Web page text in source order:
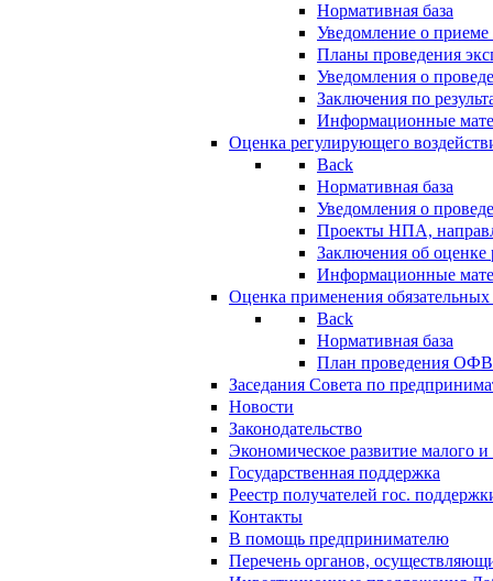
Нормативная база
Уведомление о
Планы проведения
Уведомления о
Заключения по
Информационные
Оценка регулирующего
Back
Нормативная база
Уведомления о
Проекты НПА,
Заключения об
Информационные
Оценка применения
Back
Нормативная база
План проведения
Заседания Совета по
Новости
Законодательство
Экономическое развитие малого и
Государственная поддержка
Реестр получателей гос.
Контакты
В помощь предпринимателю
Перечень органов,